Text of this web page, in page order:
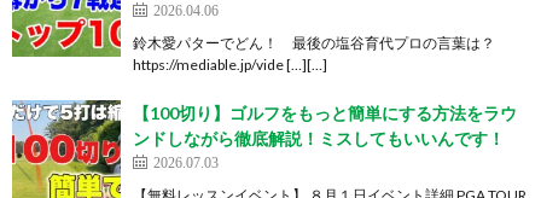
2026.04.06
鈴木愛パターでどん！ 最後の塩谷育代プロの言葉は？
https://mediable.jp/vide […][…]
【100切り】ゴルフをもっと簡単にする方法をラウ
ンドしながら徹底解説！ミスしてもいいんです！
2026.07.03